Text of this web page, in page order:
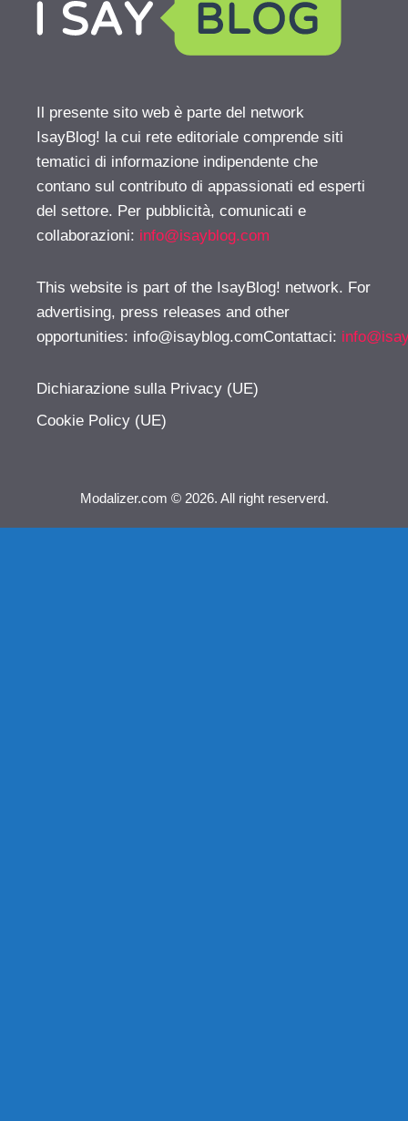
Il presente sito web è parte del network
IsayBlog! la cui rete editoriale comprende siti
tematici di informazione indipendente che
contano sul contributo di appassionati ed esperti
del settore. Per pubblicità, comunicati e
collaborazioni: info@isayblog.com
This website is part of the IsayBlog! network. For
advertising, press releases and other
opportunities: info@isayblog.comContattaci:
Dichiarazione sulla Privacy (UE)
Cookie Policy (UE)
Modalizer.com © 2026. All right reserverd.